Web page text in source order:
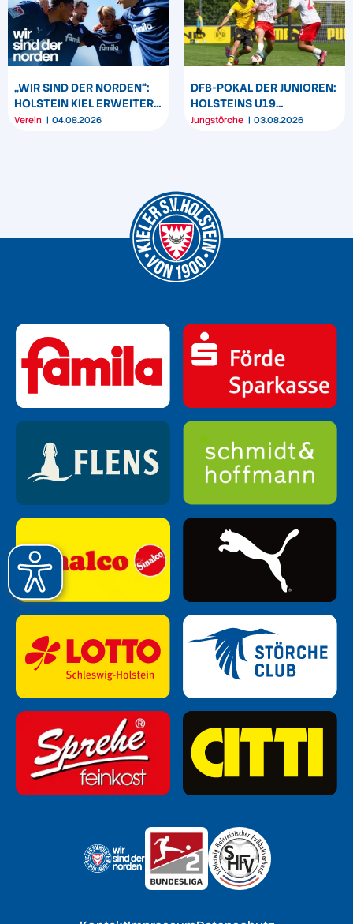
„WIR SIND DER NORDEN“:
HOLSTEIN KIEL ERWEITERT
SEIN MARKENBILD
Verein 04.08.2026
DFB-POKAL DER JUNIOREN:
HOLSTEINS U19
TRIUMPHIERT IN
Jungstörche 03.08.2026